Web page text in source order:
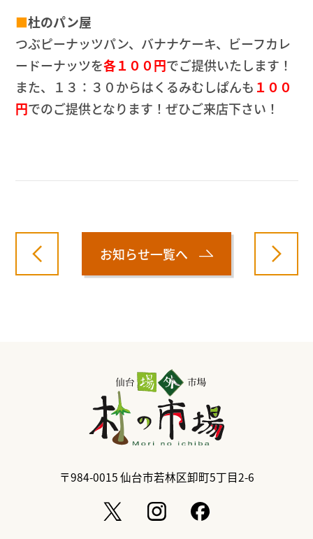
■杜のパン屋
つぶピーナッツパン、バナナケーキ、ビーフカレ
ードーナッツを各１００円でご提供いたします！
また、１３：３０からはくるみむしぱんも １００
円でのご提供となります！ぜひご来店下さい！
お知らせ一覧へ
〒984-0015仙台市若林区卸町5丁目2-6